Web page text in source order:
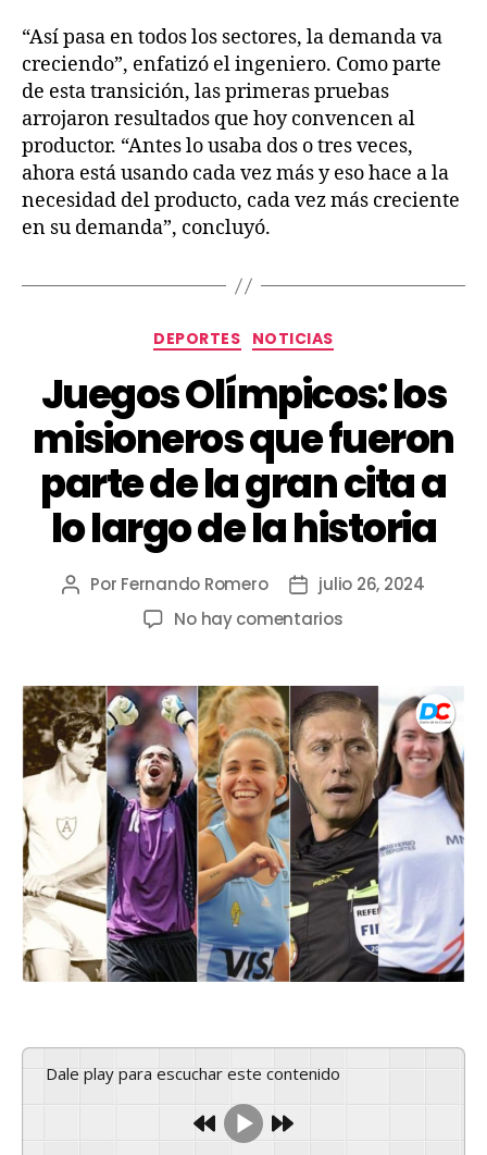
“Así pasa en todos los sectores, la demanda va
creciendo”, enfatizó el ingeniero. Como parte
de esta transición, las primeras pruebas
arrojaron resultados que hoy convencen al
productor. “Antes lo usaba dos o tres veces,
ahora está usando cada vez más y eso hace a la
necesidad del producto, cada vez más creciente
en su demanda”, concluyó.
DEPORTES NOTICIAS
Juegos Olímpicos: los
misioneros que fueron
parte de la gran cita a
lo largo de la historia
Por Fernando Romero
julio 26, 2024
No hay comentarios
Dale play para escuchar este contenido